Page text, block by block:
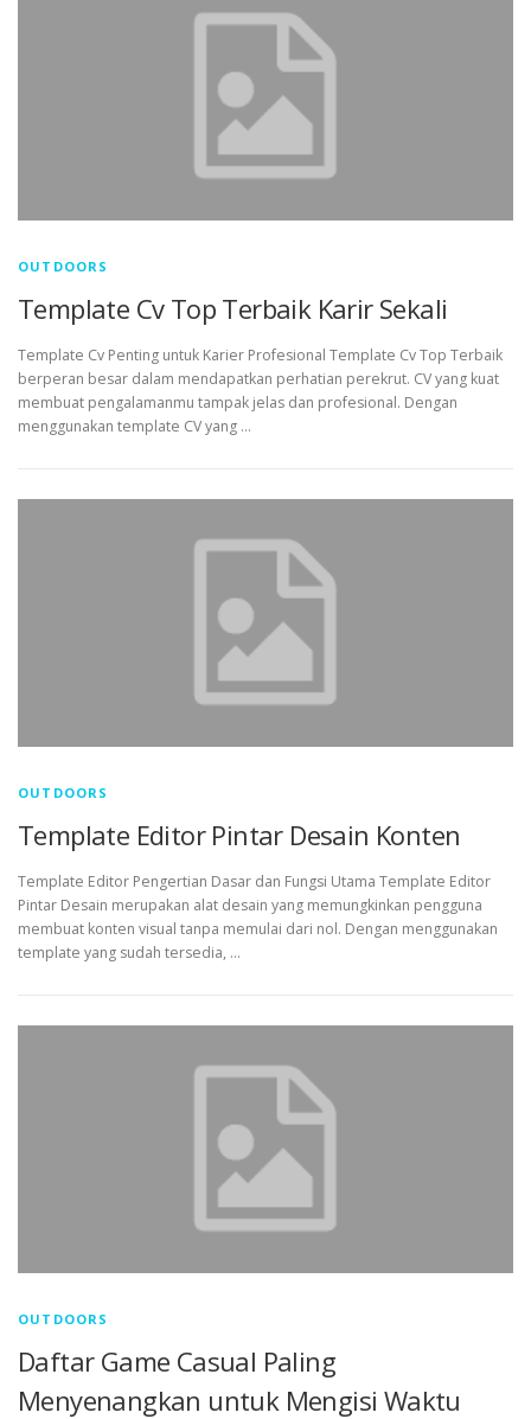
OUTDOORS
Template Cv Top Terbaik Karir Sekali
Template Cv Penting untuk Karier Profesional Template Cv Top Terbaik
berperan besar dalam mendapatkan perhatian perekrut. CV yang kuat
membuat pengalamanmu tampak jelas dan profesional. Dengan
menggunakan template CV yang …
OUTDOORS
Template Editor Pintar Desain Konten
Template Editor Pengertian Dasar dan Fungsi Utama Template Editor
Pintar Desain merupakan alat desain yang memungkinkan pengguna
membuat konten visual tanpa memulai dari nol. Dengan menggunakan
template yang sudah tersedia, …
OUTDOORS
Daftar Game Casual Paling
Menyenangkan untuk Mengisi Waktu